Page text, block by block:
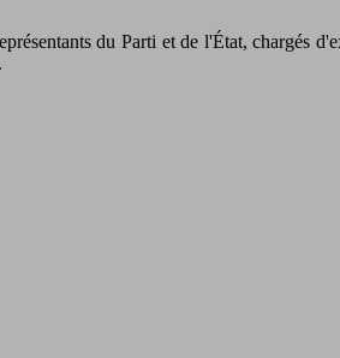
du Parti et de l'État, chargés